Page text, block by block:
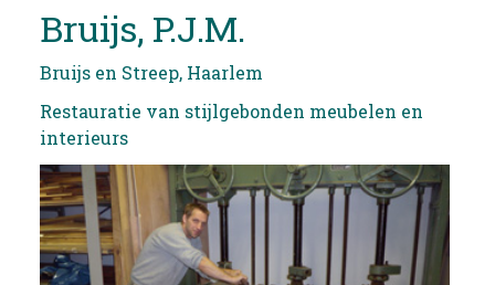
OVER A.R.A.
DE RESTAURATOREN
VIND EEN RESTAURATOR
EDUCATIE
Bruijs, P.J.M.
Bruijs en Streep, Haarlem
Restauratie van stijlgebonden meubelen en
interieurs